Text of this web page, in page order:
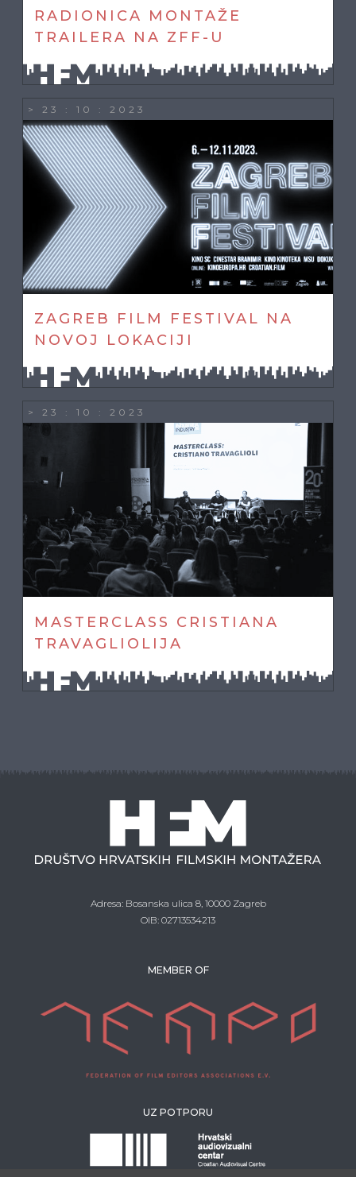
RADIONICA MONTAŽE
TRAILERA NA ZFF-U
> 23 : 10 : 2023
ZAGREB FILM FESTIVAL NA
NOVOJ LOKACIJI
> 23 : 10 : 2023
MASTERCLASS CRISTIANA
TRAVAGLIOLIJA
Adresa: Bosanska ulica 8, 10000 Zagreb
OIB: 02713534213
MEMBER OF
UZ POTPORU